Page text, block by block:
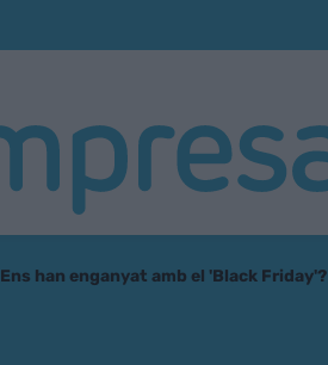
Ens han enganyat amb el 'Black Friday'?